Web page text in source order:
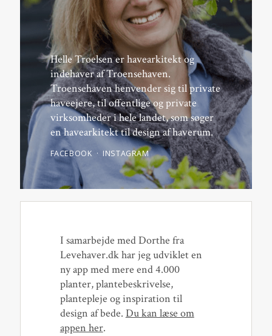
Helle Troelsen er havearkitekt og
indehaver af Troensehaven.
Troensehaven henvender sig til private
haveejere, til offentlige og private
virksomheder i hele landet, som søger
en havearkitekt til design af haverum.
FACEBOOK INSTAGRAM
I samarbejde med Dorthe fra
Levehaver.dk har jeg udviklet en
ny app med mere end 4.000
planter, plantebeskrivelse,
plantepleje og inspiration til
design af bede. Du kan læse om
appen her.